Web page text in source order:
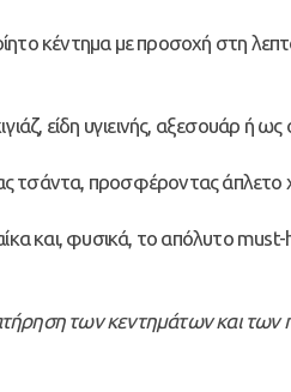
κέντημα με προσοχή στη
είδη υγιεινής, αξεσουάρ ή
τσάντα, προσφέροντας άπλετο
και, φυσικά, το απόλυτο
των κεντημάτων και των